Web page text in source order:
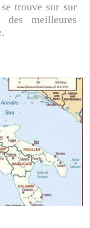
trouve sur sur
des meilleures